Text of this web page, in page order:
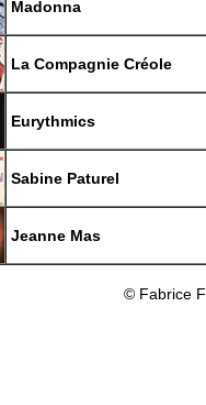
Madonna
La Compagnie Créole
Eurythmics
Sabine Paturel
Jeanne Mas
© Fabrice